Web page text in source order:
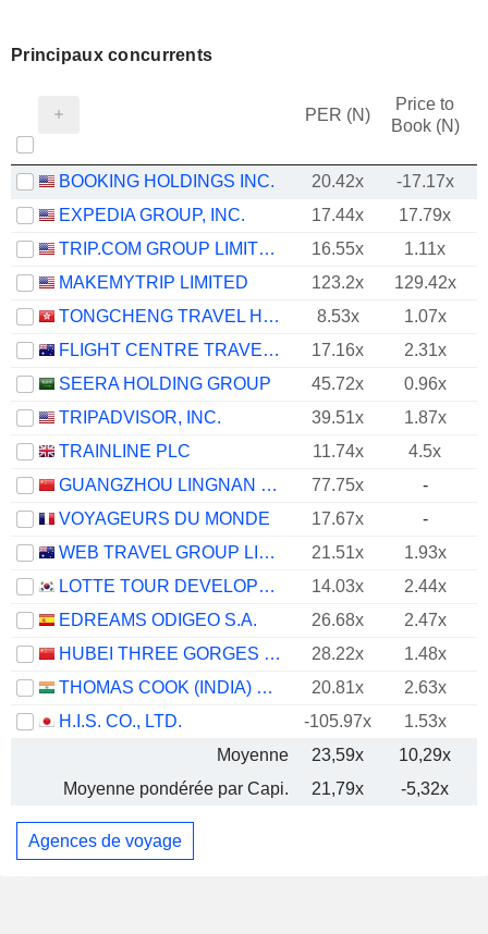
Principaux concurrents
PER (N)
Price to
Book (N)
BOOKING HOLDINGS INC. 20.42x
-17.17x
EXPEDIA GROUP, INC.
17.44x
17.79x
TRIP.COM GROUP LIMITED
16.55x
1.11x
MAKEMYTRIP LIMITED
123.2x
129.42x
TONGCHENG TRAVEL HOLDINGS LIMITED
8.53x
1.07x
FLIGHT CENTRE TRAVEL GROUP LIMITED
17.16x
2.31x
SEERA HOLDING GROUP
45.72x
0.96x
TRIPADVISOR, INC.
39.51x
1.87x
TRAINLINE PLC
11.74x
4.5x
GUANGZHOU LINGNAN GROUP HOLDINGS COMPANY LIMITED
77.75x
-
VOYAGEURS DU MONDE
17.67x
-
WEB TRAVEL GROUP LIMITED
21.51x
1.93x
LOTTE TOUR DEVELOPMENT CO., LTD.
14.03x
2.44x
EDREAMS ODIGEO S.A.
26.68x
2.47x
HUBEI THREE GORGES TOURISM GROUP CO., LTD.
28.22x
1.48x
THOMAS COOK (INDIA) LIMITED
20.81x
2.63x
H.I.S. CO., LTD.
-105.97x
1.53x
Moyenne
23,59x
10,29x
Moyenne pondérée par Capi.
21,79x -5,32x
Agences de voyage